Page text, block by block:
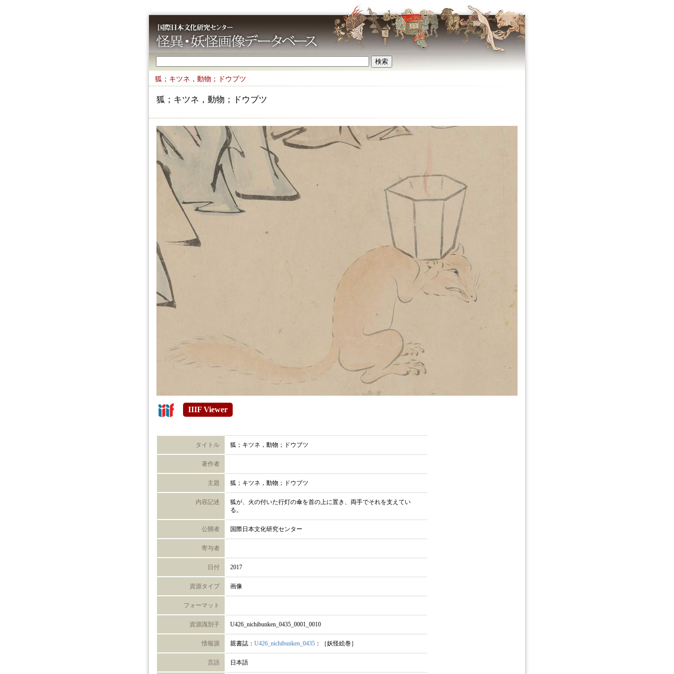
狐；キツネ，動物；ドウブツ
狐；キツネ，動物；ドウブツ
IIIF Viewer
タイトル 狐；キツネ，動物；ドウブツ
著作者
主題 狐；キツネ，動物；ドウブツ
内容記述
狐が、火の付いた行灯の傘を首の上に置き、両手でそれを支えてい
る。
公開者 国際日本文化研究センター
寄与者
日付 2017
資源タイプ 画像
フォーマット
資源識別子 U426_nichibunken_0435_0001_0010
情報源 親書誌： U426_nichibunken_0435 ：［妖怪絵巻］
言語 日本語